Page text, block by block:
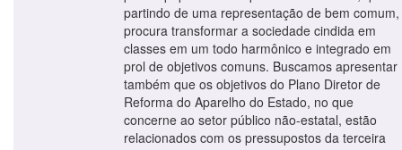
partindo de uma representação de bem comum,
procura transformar a sociedade cindida em
classes em um todo harmônico e integrado em
prol de objetivos comuns. Buscamos apresentar
também que os objetivos do Plano Diretor de
Reforma do Aparelho do Estado, no que
concerne ao setor público não-estatal, estão
relacionados com os pressupostos da terceira